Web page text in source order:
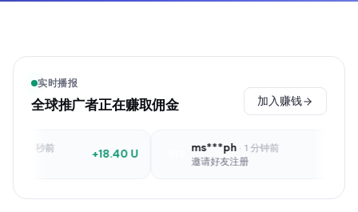
实时播报
全球推广者正在赚取佣金 加入赚钱
+18.40 U ms***ph ·1 分钟前
邀请好友注册